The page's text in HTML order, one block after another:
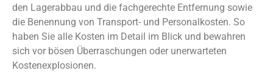
den Lagerabbau und die fachgerechte Entfernung sowie
die Benennung von Transport- und Personalkosten. So
haben Sie alle Kosten im Detail im Blick und bewahren
sich vor bösen Überraschungen oder unerwarteten
Kostenexplosionen.